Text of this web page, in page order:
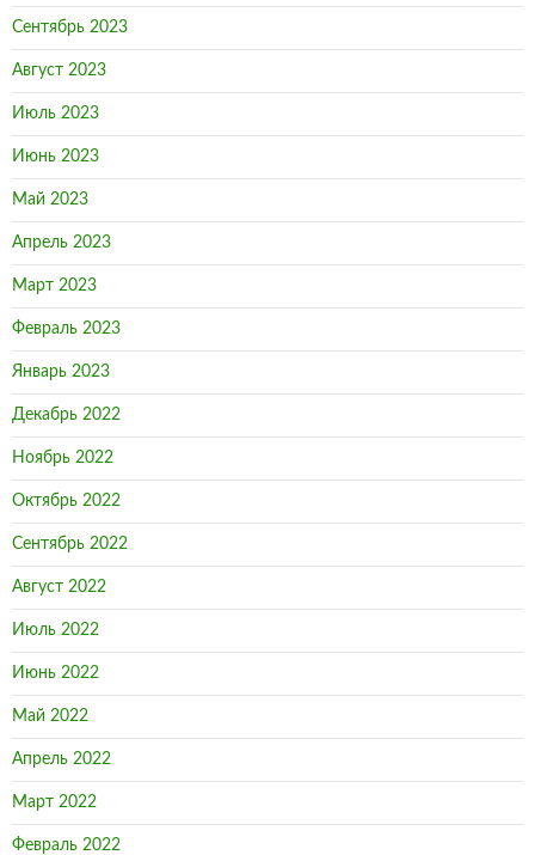
Сентябрь 2023
Август 2023
Июль 2023
Июнь 2023
Май 2023
Апрель 2023
Март 2023
Февраль 2023
Январь 2023
Декабрь 2022
Ноябрь 2022
Октябрь 2022
Сентябрь 2022
Август 2022
Июль 2022
Июнь 2022
Май 2022
Апрель 2022
Март 2022
Февраль 2022